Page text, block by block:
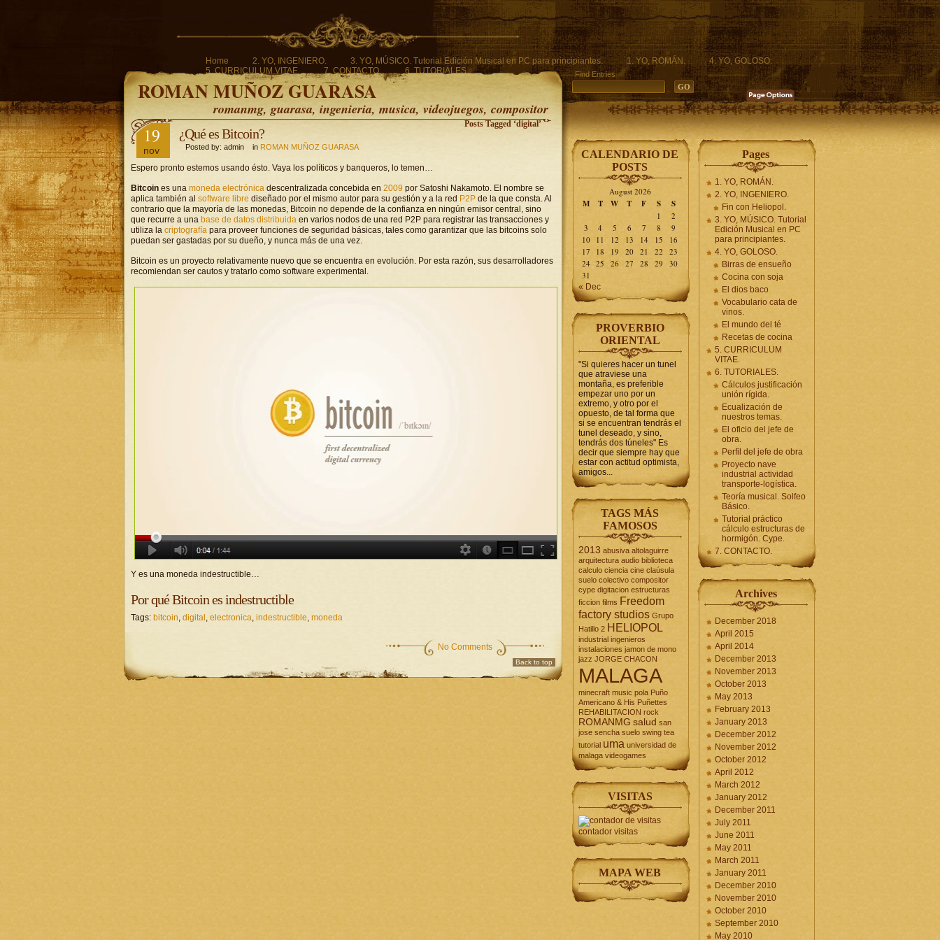
Home 2. YO, INGENIERO. 3. YO, MÚSICO. Tutorial Edición Musical en PC para principiantes. 1. YO, ROMÁN.
4. YO, GOLOSO.
5. CURRICULUM VITAE.
7. CONTACTO. 6. TUTORIALES.
ROMAN MUÑOZ GUARASA
romanmg, guarasa, ingenieria, musica, videojuegos, compositor
Find Entries
Posts Tagged ‘digital’
19
nov
¿Qué es Bitcoin?
Posted by: admin in ROMAN MUÑOZ GUARASA
Espero pronto estemos usando ésto. Vaya los políticos y banqueros, lo temen…
Bitcoin es una moneda electrónica descentralizada concebida en 2009 por Satoshi Nakamoto. El nombre se
aplica también al software libre diseñado por el mismo autor para su gestión y a la red P2P de la que consta. Al
contrario que la mayoría de las monedas, Bitcoin no depende de la confianza en ningún emisor central, sino
que recurre a una base de datos distribuida en varios nodos de una red P2P para registrar las transacciones y
utiliza la criptografía para proveer funciones de seguridad básicas, tales como garantizar que las bitcoins solo
puedan ser gastadas por su dueño, y nunca más de una vez.
Bitcoin es un proyecto relativamente nuevo que se encuentra en evolución. Por esta razón, sus desarrolladores
recomiendan ser cautos y tratarlo como software experimental.
Y es una moneda indestructible…
Por qué Bitcoin es indestructible
Tags: bitcoin, digital , electronica, indestructible, moneda
No Comments
Back to top
CALENDARIO DE
POSTS
August 2026
M T W T F S S
1
2
3
4 5 6 7 8
9
10 11 12 13 14 15
16
17
18 19 20 21 22
23
24 25 26 27 28 29
30
31
« Dec
PROVERBIO
ORIENTAL
"Si quieres hacer un tunel
que atraviese una
montaña, es preferible
empezar uno por un
extremo, y otro por el
opuesto, de tal forma que
si se encuentran tendrás el
tunel deseado, y sino,
tendrás dos túneles" Es
decir que siempre hay que
estar con actitud optimista,
amigos...
TAGS MÁS
FAMOSOS
2013 abusiva altolaguirre
arquitectura audio biblioteca
calculo ciencia cine claúsula
suelo colectivo compositor
cype digitacion estructuras
ficcion films Freedom
factory studios Grupo
Hatillo 2 HELIOPOL
industrial ingenieros
instalaciones jamon de mono
jazz JORGE CHACON
MALAGA
minecraft music pola Puño
Americano & His Puñettes
REHABILITACION rock
ROMANMG salud san
jose sencha suelo swing tea
tutorial uma universidad de
malaga videogames
VISITAS
contador visitas
MAPA WEB
Pages
1. YO, ROMÁN.
2. YO, INGENIERO.
Fin con Heliopol.
3. YO, MÚSICO. Tutorial
Edición Musical en PC
para principiantes.
4. YO, GOLOSO.
Birras de ensueño
Cocina con soja
El dios baco
Vocabulario cata de
vinos.
El mundo del té
Recetas de cocina
5. CURRICULUM
VITAE.
6. TUTORIALES.
Cálculos justificación
unión rígida.
Ecualización de
nuestros temas.
El oficio del jefe de
obra.
Perfil del jefe de obra
Proyecto nave
industrial actividad
transporte-logística.
Teoría musical. Solfeo
Básico.
Tutorial práctico
cálculo estructuras de
hormigón. Cype.
7. CONTACTO.
Archives
December 2018
April 2015
April 2014
December 2013
November 2013
October 2013
May 2013
February 2013
January 2013
December 2012
November 2012
October 2012
April 2012
March 2012
January 2012
December 2011
July 2011
June 2011
May 2011
March 2011
January 2011
December 2010
November 2010
October 2010
September 2010
May 2010